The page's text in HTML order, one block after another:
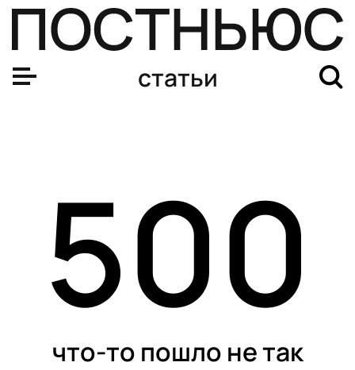
статьи
500
что-то пошло не так